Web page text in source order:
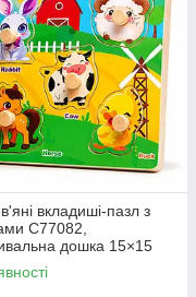
вкладиші-пазл з
C77082,
дошка 15×15
гра для дітей від 3